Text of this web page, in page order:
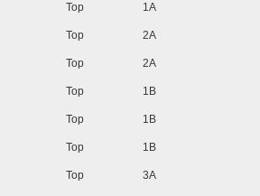
Top 1A
Top 2A
Top 2A
Top 1B
Top 1B
Top 1B
Top 3A